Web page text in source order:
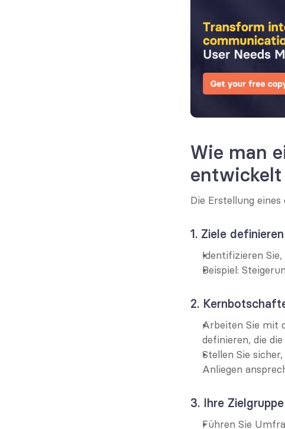
Wie man
entwickelt
Die Erstellung
1. Ziele definieren
Identifizieren
Beispiel:
2.
Arbeiten Sie mit
definieren, die
Stellen Sie
Anliegen
3. Ihre
Führen Sie